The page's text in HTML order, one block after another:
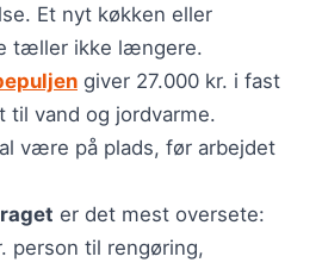
Et nyt køkken eller
tæller ikke længere.
giver 27.000 kr. i fast
til vand og jordvarme.
være på plads, før arbejdet
er det mest oversete:
person til rengøring,